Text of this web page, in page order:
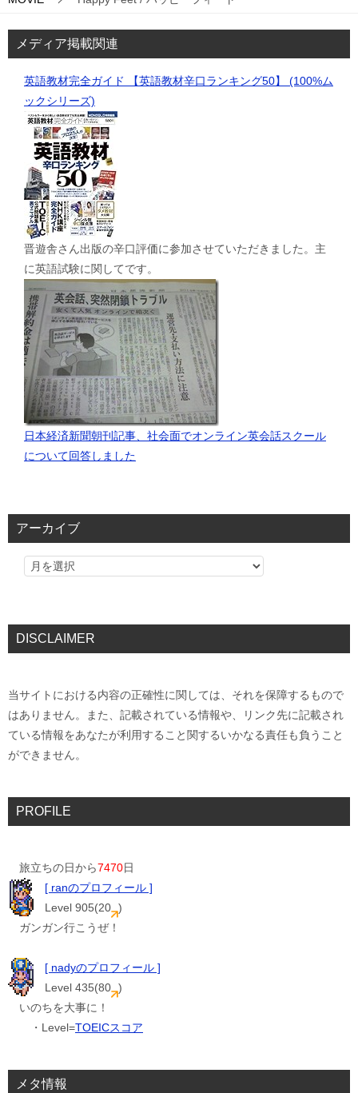
メディア掲載関連
英語教材完全ガイド 【英語教材辛口ランキング50】 (100%ム
ックシリーズ)
晋遊舎さん出版の辛口評価に参加させていただきました。主
に英語試験に関してです。
日本経済新聞朝刊記事、社会面でオンライン英会話スクール
について回答しました
アーカイブ
DISCLAIMER
当サイトにおける内容の正確性に関しては、それを保障するもので
はありません。また、記載されている情報や、リンク先に記載され
ている情報をあなたが利用すること関するいかなる責任も負うこと
ができません。
PROFILE
旅立ちの日から7470日
[ ranのプロフィール ]
Level 905(20 )
ガンガン行こうぜ！
[ nadyのプロフィール ]
Level 435(80 )
いのちを大事に！
・Level=TOEICスコア
メタ情報